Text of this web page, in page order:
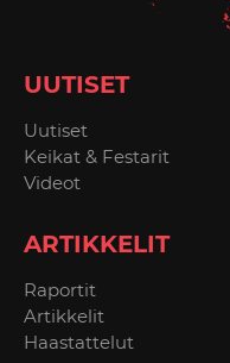
UUTISET
Uutiset
Keikat & Festarit
Videot
ARTIKKELIT
Raportit
Artikkelit
Haastattelut